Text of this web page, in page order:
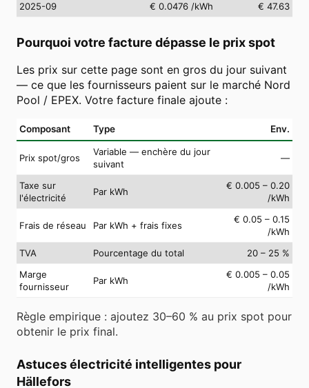
2025-09
€ 0.0476 /kWh € 47.63
Pourquoi votre facture dépasse le prix spot
Les prix sur cette page sont en gros du jour suivant
— ce que les fournisseurs paient sur le marché Nord
Pool / EPEX. Votre facture finale ajoute :
Composant Type Env.
Prix spot/gros
Variable — enchère du jour
suivant
—
Taxe sur
l'électricité
Par kWh
€ 0.005 – 0.20
/kWh
Frais de réseau Par kWh + frais fixes
€ 0.05 – 0.15
/kWh
TVA
Pourcentage du total
20 – 25 %
Marge
fournisseur
Par kWh
€ 0.005 – 0.05
/kWh
Règle empirique : ajoutez 30–60 % au prix spot pour
obtenir le prix final.
Astuces électricité intelligentes pour
Hällefors